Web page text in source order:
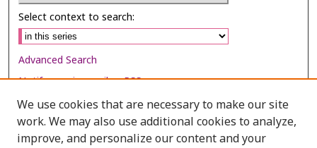
Select context to search:
Advanced Search
Notify me via email orRSS
Browse
Collections
We use cookies that are necessary to make our site
work. We may also use additional cookies to analyze,
improve, and personalize our content and your